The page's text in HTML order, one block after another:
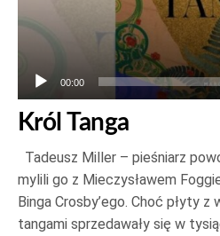
00:00
Król Tanga
Tadeusz Miller – pieśniarz
mylili go z Mieczysławem
Binga Crosby’ego. Choć płyty
tangami sprzedawały się w